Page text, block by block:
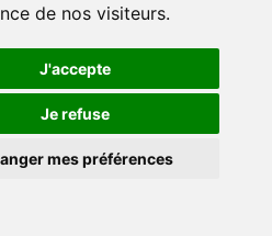
de nos visiteurs.
J'accepte
Je refuse
mes préférences